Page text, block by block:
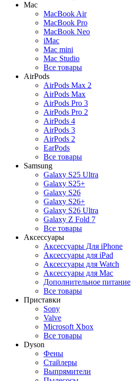
Mac
MacBook Air
MacBook Pro
MacBook Neo
iMac
Mac mini
Mac Studio
Все товары
AirPods
AirPods Max 2
AirPods Max
AirPods Pro 3
AirPods Pro 2
AirPods 4
AirPods 3
AirPods 2
EarPods
Все товары
Samsung
Galaxy S25 Ultra
Galaxy S25+
Galaxy S26
Galaxy S26+
Galaxy S26 Ultra
Galaxy Z Fold 7
Все товары
Аксессуары
Аксессуары Для iPhone
Аксессуары для iPad
Аксессуары для Watch
Аксессуары для Mac
Дополнительное питание
Все товары
Приставки
Sony
Valve
Microsoft Xbox
Все товары
Dyson
Фены
Стайлеры
Выпрямители